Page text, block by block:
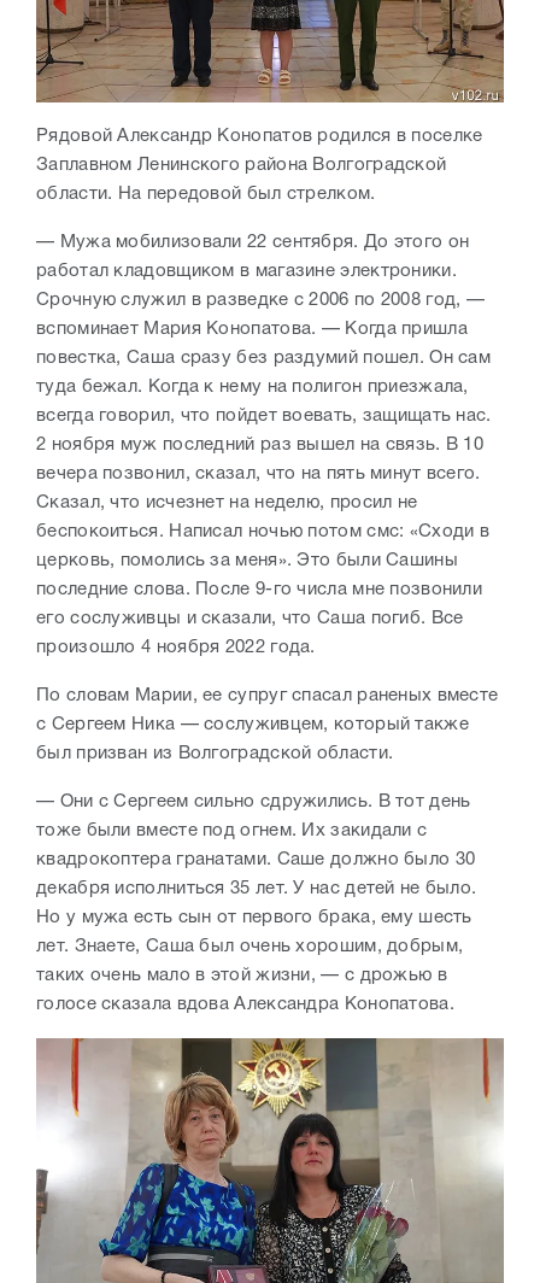
Рядовой Александр Конопатов родился в поселке
Заплавном Ленинского района Волгоградской
области. На передовой был стрелком.
— Мужа мобилизовали 22 сентября. До этого он
работал кладовщиком в магазине электроники.
Срочную служил в разведке с 2006 по 2008 год, —
вспоминает Мария Конопатова. — Когда пришла
повестка, Саша сразу без раздумий пошел. Он сам
туда бежал. Когда к нему на полигон приезжала,
всегда говорил, что пойдет воевать, защищать нас.
2 ноября муж последний раз вышел на связь. В 10
вечера позвонил, сказал, что на пять минут всего.
Сказал, что исчезнет на неделю, просил не
беспокоиться. Написал ночью потом смс: «Сходи в
церковь, помолись за меня». Это были Сашины
последние слова. После 9-го числа мне позвонили
его сослуживцы и сказали, что Саша погиб. Все
произошло 4 ноября 2022 года.
По словам Марии, ее супруг спасал раненых вместе
с Сергеем Ника — сослуживцем, который также
был призван из Волгоградской области.
— Они с Сергеем сильно сдружились. В тот день
тоже были вместе под огнем. Их закидали с
квадрокоптера гранатами. Саше должно было 30
декабря исполниться 35 лет. У нас детей не было.
Но у мужа есть сын от первого брака, ему шесть
лет. Знаете, Саша был очень хорошим, добрым,
таких очень мало в этой жизни, — с дрожью в
голосе сказала вдова Александра Конопатова.